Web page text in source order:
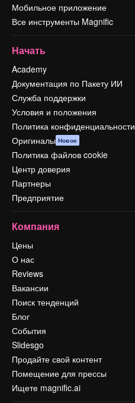
Мобильное приложение
Все инструменты Magnific
Начать
Academy
Документация по Пакету ИИ
Служба поддержки
Условия и положения
Политика конфиденциальности
Оригиналы Новое
Политика файлов cookie
Центр доверия
Партнеры
Предприятие
Компания
Цены
О нас
Reviews
Вакансии
Поиск тенденций
Блог
События
Slidesgo
Продайте свой контент
Помещение для прессы
Ищете magnific.ai